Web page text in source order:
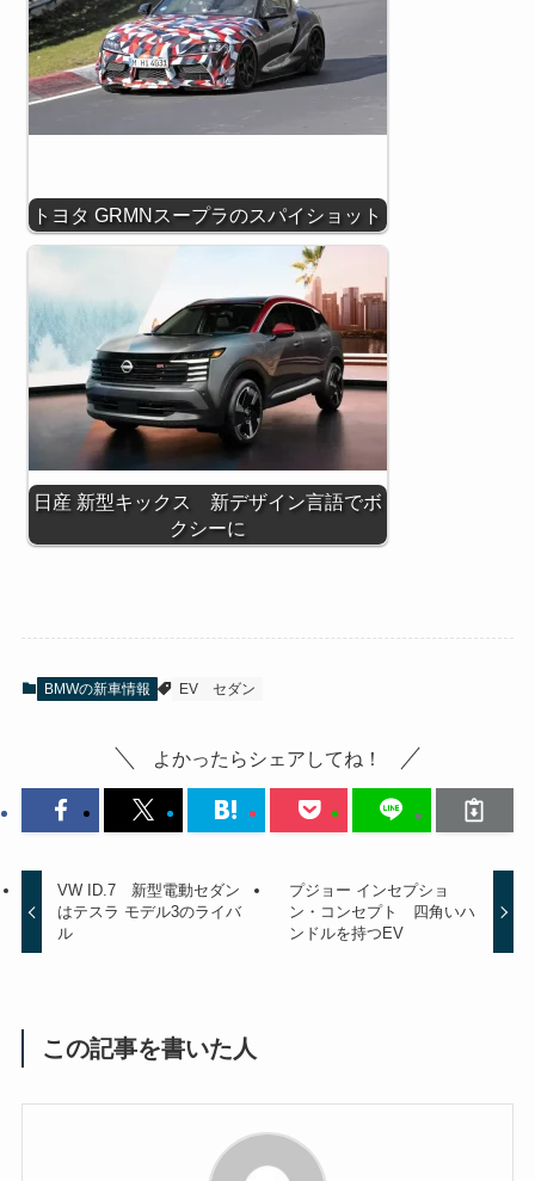
トヨタ GRMNスープラのスパイショット
日産 新型キックス 新デザイン言語でボ
クシーに
BMWの新車情報 EV セダン
よかったらシェアしてね！
VW ID.7 新型電動セダン
はテスラ モデル3のライバ
ル
プジョー インセプショ
ン・コンセプト 四角いハ
ンドルを持つEV
この記事を書いた人